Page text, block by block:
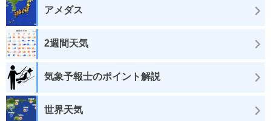
アメダス
2週間天気
気象予報士のポイント解説
世界天気